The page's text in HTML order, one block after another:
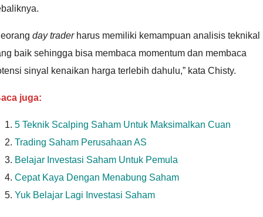
day traderharus memiliki kemampuan analisis teknikal
baik sehingga bisa membaca momentum dan membaca
sinyal kenaikan harga terlebih dahulu,” kata Chisty.
juga:
5 Teknik Scalping Saham Untuk Maksimalkan Cuan
Trading Saham Perusahaan AS
Belajar Investasi Saham Untuk Pemula
Cepat Kaya Dengan Menabung Saham
Yuk Belajar Lagi Investasi Saham